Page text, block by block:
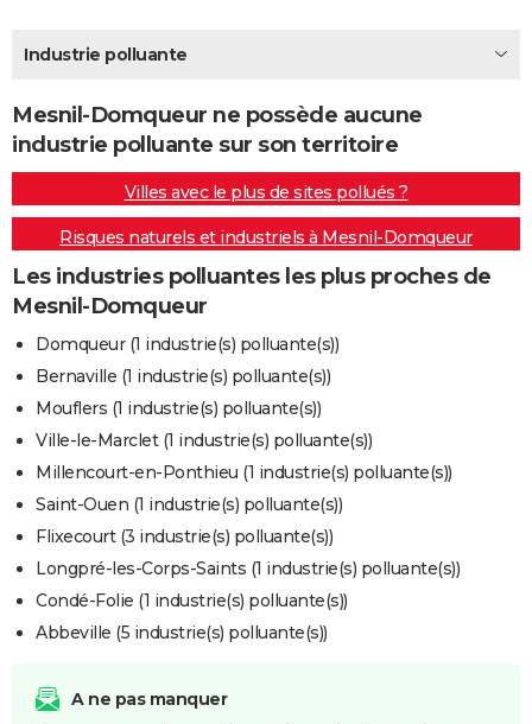
BONS PLANS
CARTE DE VOEUX
Carte de Noël
Carte Bonne année
Carte Saint-Valentin
Carte Pâques
Carte d'anniversaire
DICTIONNAIRE
Dictionnaire
Biographies
Citations
Expressions
Proverbes
PROGRAMME TV
COPAINS D'AVANT
S'inscrire
Se connecter
Primaires
Universités
Entreprises
Service militaire
Avis de recherche
AVIS DE DÉCÈS
FORUM
Industrie polluante
Mesnil-Domqueur ne possède aucune
industrie polluante sur son territoire
Villes avec le plus de sites pollués ?
Risques naturels et industriels à Mesnil-Domqueur
Les industries polluantes les plus proches de
Mesnil-Domqueur
Domqueur (1 industrie(s) polluante(s))
Bernaville (1 industrie(s) polluante(s))
Mouflers (1 industrie(s) polluante(s))
Ville-le-Marclet (1 industrie(s) polluante(s))
Millencourt-en-Ponthieu (1 industrie(s) polluante(s))
Saint-Ouen (1 industrie(s) polluante(s))
Flixecourt (3 industrie(s) polluante(s))
Longpré-les-Corps-Saints (1 industrie(s) polluante(s))
Condé-Folie (1 industrie(s) polluante(s))
Abbeville (5 industrie(s) polluante(s))
A ne pas manquer